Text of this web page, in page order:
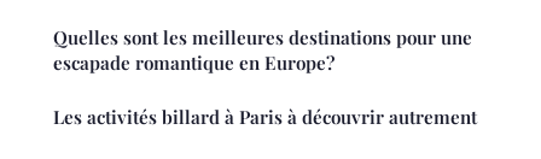
Quelles sont les meilleures destinations pour une
escapade romantique en Europe?
Les activités billard à Paris à découvrir autrement